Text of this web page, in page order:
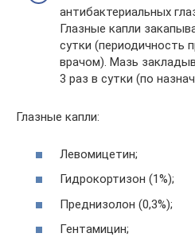
антибактериальных
Глазные капли
сутки (периодичность
врачом). Мазь
3 раз в сутки (по
Глазные капли:
Левомицетин;
Гидрокортизон (1%);
Преднизолон (0,3%);
Гентамицин;